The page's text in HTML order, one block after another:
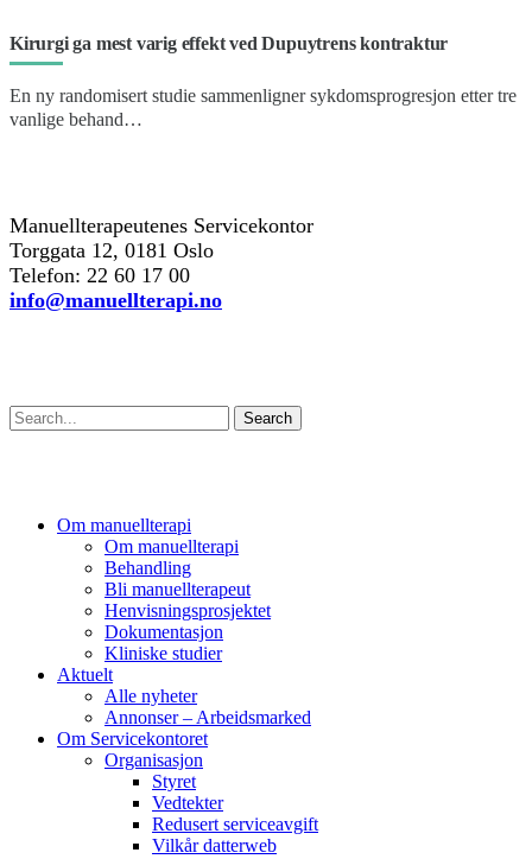
Kirurgi ga mest varig effekt ved Dupuytrens kontraktur
En ny randomisert studie sammenligner sykdomsprogresjon etter tre
vanlige behand…
Manuellterapeutenes Servicekontor
Torggata 12, 0181 Oslo
Telefon: 22 60 17 00
info@manuellterapi.no
Search
Om manuellterapi
Om manuellterapi
Behandling
Bli manuellterapeut
Henvisningsprosjektet
Dokumentasjon
Kliniske studier
Aktuelt
Alle nyheter
Annonser – Arbeidsmarked
Om Servicekontoret
Organisasjon
Styret
Vedtekter
Redusert serviceavgift
Vilkår datterweb